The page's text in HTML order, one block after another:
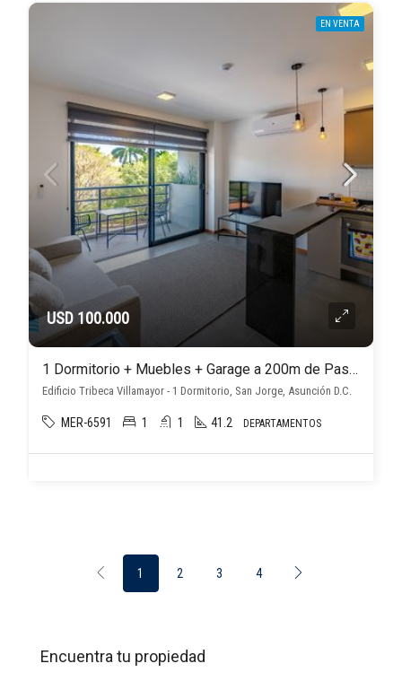
EN VENTA
USD 100.000
1 Dormitorio + Muebles + Garage a 200m de Paseo La Galería!
Edificio Tribeca Villamayor - 1 Dormitorio, San Jorge, Asunción D.C.
MER-6591 1 1 41.2 DEPARTAMENTOS
1 2 3 4
Encuentra tu propiedad